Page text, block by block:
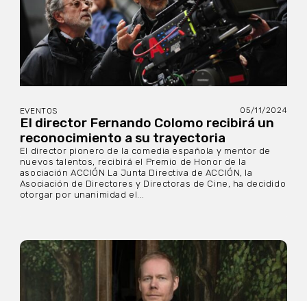
EVENTOS 05/11/2024
El director Fernando Colomo recibirá un
reconocimiento a su trayectoria
El director pionero de la comedia española y mentor de
nuevos talentos, recibirá el Premio de Honor de la
asociación ACCIÓN La Junta Directiva de ACCIÓN, la
Asociación de Directores y Directoras de Cine, ha decidido
otorgar por unanimidad el...